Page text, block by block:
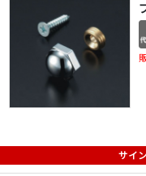
サイ